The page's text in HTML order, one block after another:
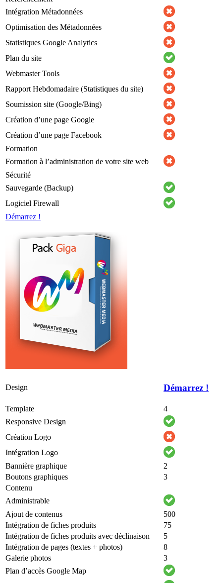
Intégration Métadonnées
Optimisation des Métadonnées
Statistiques Google Analytics
Plan du site
Webmaster Tools
Rapport Hebdomadaire (Statistiques du site)
Soumission site (Google/Bing)
Création d’une page Google
Création d’une page Facebook
Formation
Formation à l’administration de votre site web
Sécurité
Sauvegarde (Backup)
Logiciel Firewall
Démarrez !
Design Démarrez !
Template
4
Responsive Design
Création Logo
Intégration Logo
Bannière graphique
2
Boutons graphiques
3
Contenu
Administrable
Ajout de contenus
500
Intégration de fiches produits
75
Intégration de fiches produits avec déclinaison
5
Intégration de pages (textes + photos)
8
Galerie photos
3
Plan d’accès Google Map